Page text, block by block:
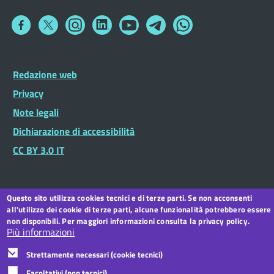
Collegamento
Collegamento
a
Collegamento
a
Collegamento
a
Collegamento
a
Collegamento
a
Collegamento
a
Footer
Widget
Footer
menu
Redazione web
Privacy
Note legali
Dichiarazione di accessibilità
CC BY 3.0 IT
Questo sito utilizza cookies tecnici e di terze parti. Se non acconsenti
all'utilizzo dei cookie di terze parti, alcune funzionalità potrebbero essere
non disponibili. Per maggiori informazioni consulta la privacy policy.
Più informazioni
Strettamente necessari (cookie tecnici)